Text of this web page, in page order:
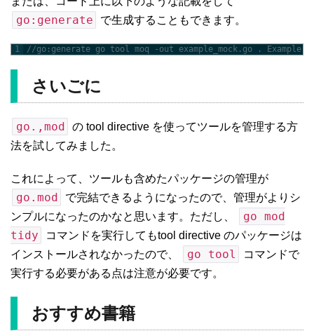
go:generate で生成することもできます。
1 //go:generate go tool moq -out example_mock.go . Example
さいごに
go.,mod
の tool directive を使ってツールを管理する方
法を試してみました。
これによって、ツールも含めたパッケージの管理が
go.mod
で完結できるようになったので、管理がよりシ
ンプルになったのかなと思います。ただし、
go mod
tidy
コマンドを実行してもtool directive のパッケージは
インストールされなかったので、
go tool
コマンドで
実行する必要がある点は注意が必要です。
おすすめ書籍